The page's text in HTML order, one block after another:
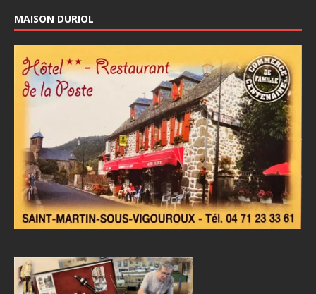
MAISON DURIOL